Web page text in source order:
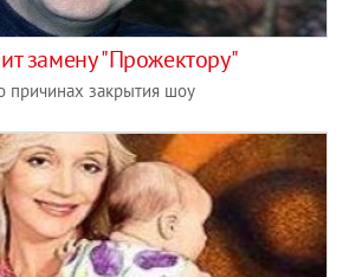
замену "Прожектору"
причинах закрытия шоу